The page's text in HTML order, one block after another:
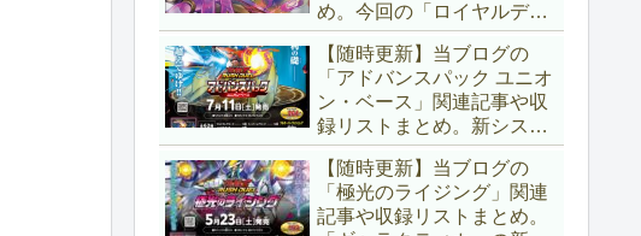
め。今回の「ロイヤルデモ
ンズ」は相手モンスターを
リリース！！また、新テー
マとして「救惺」、「ヘル
シィ」、「ゴエゴエ」も登
場です！！【遊戯王ラッシ
ュデュエル】
【随時更新】当ブログの
「アドバンスパック ユニオ
ン・ベース」関連記事や収
録リストまとめ。新システ
ム「ユニオンフュージョ
ン」の登場により、ようや
く原作さながらの「ＸＹ
Ｚ」が使用可能となりまし
【随時更新】当ブログの
「極光のライジング」関連
記事や収録リストまとめ。